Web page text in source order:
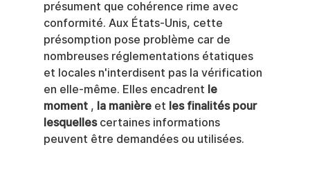
présument que cohérence rime avec
conformité. Aux États-Unis, cette
présomption pose problème car de
nombreuses réglementations étatiques
et locales n'interdisent pas la vérification
en elle-même. Elles encadrent le
moment , la manière et les finalités pour
lesquelles certaines informations
peuvent être demandées ou utilisées.